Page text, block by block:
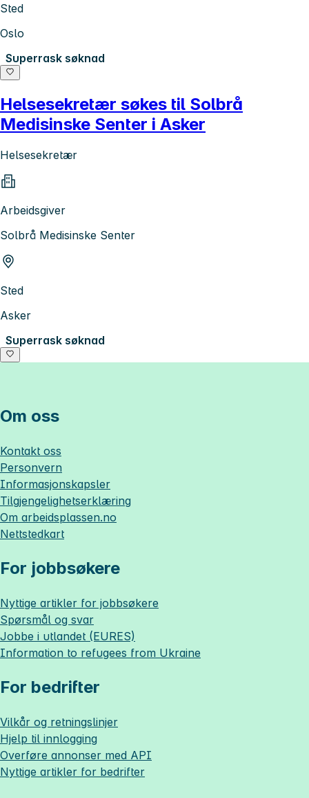
Sted
Oslo
Superrask søknad
Helsesekretær søkes til Solbrå
Medisinske Senter i Asker
Helsesekretær
Arbeidsgiver
Solbrå Medisinske Senter
Sted
Asker
Superrask søknad
Om oss
Kontakt oss
Personvern
Informasjonskapsler
Tilgjengelighetserklæring
Om arbeidsplassen.no
Nettstedkart
For jobbsøkere
Nyttige artikler for jobbsøkere
Spørsmål og svar
Jobbe i utlandet (EURES)
Information to refugees from Ukraine
For bedrifter
Vilkår og retningslinjer
Hjelp til innlogging
Overføre annonser med API
Nyttige artikler for bedrifter